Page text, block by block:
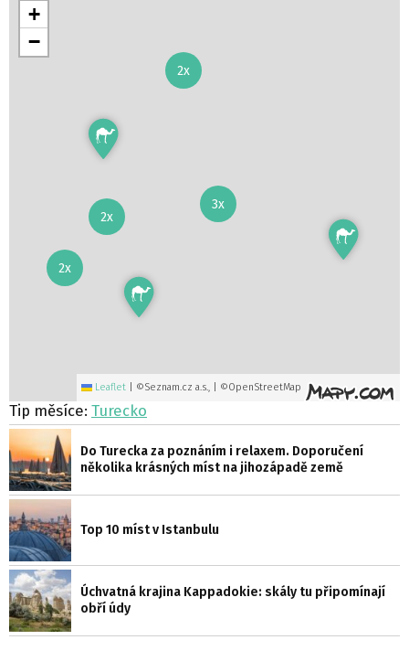
2x
2x
2x
3x
+
−
Leaflet ©Seznam.cz a.s., | ©OpenStreetMap
Tip měsíce: Turecko
Do Turecka za poznáním i relaxem. Doporučení
několika krásných míst na jihozápadě země
Top 10 míst v Istanbulu
Úchvatná krajina Kappadokie: skály tu připomínají
obří údy